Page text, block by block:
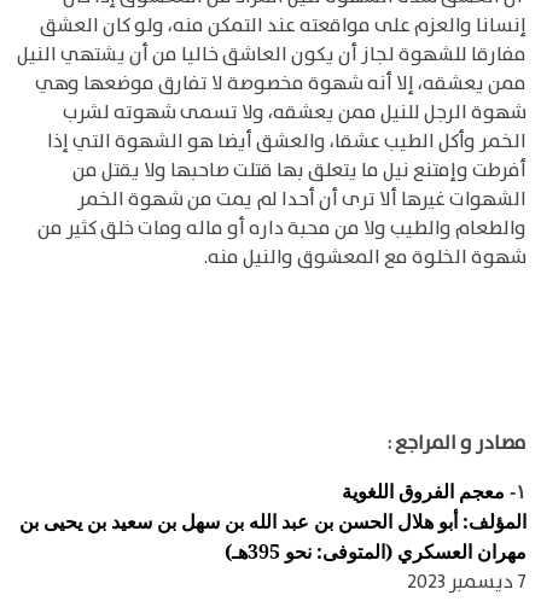
إنسانا والعزم على مواقعته عند التمكن منه، ولو كان العشق
مفارقا للشهوة لجاز أن يكون العاشق خاليا من أن يشتهي النيل
ممن يعشقه، إلا أنه شهوة مخصوصة لا تفارق موضعها وهي
شهوة الرجل للنيل ممن يعشقه، ولا تسمى شهوته لشرب
الخمر وأكل الطيب عشقا، والعشق أيضا هو الشهوة التي إذا
أفرطت وإمتنع نيل ما يتعلق بها قتلت صاحبها ولا يقتل من
الشهوات غيرها ألا ترى أن أحدا لم يمت من شهوة الخمر
والطعام والطيب ولا من محبة داره أو ماله ومات خلق كثير من
شهوة الخلوة مع المعشوق والنيل منه.
مصادر و المراجع :
١-
معجم الفروق اللغوية
المؤلف: أبو هلال الحسن بن عبد الله بن سهل بن سعيد بن يحيى بن
مهران العسكري (المتوفى: نحو 395هـ)
7 ديسمبر 2023